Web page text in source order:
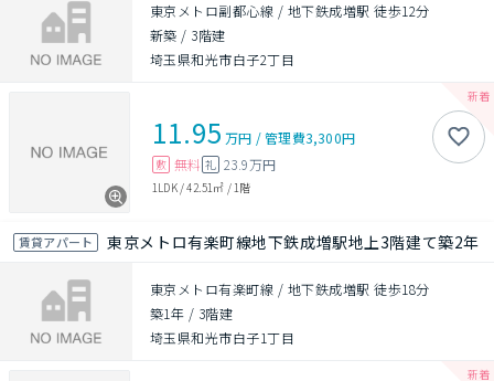
東京メトロ副都心線 / 地下鉄成増駅 徒歩12分
新築 / 3階建
埼玉県和光市白子2丁目
11.95 万円 /管理費3,300円
敷 無料 礼 23.9万円
1LDK/42.51㎡ / 1階
賃貸アパート 東京メトロ有楽町線地下鉄成増駅地上3階建て築2年
東京メトロ有楽町線 / 地下鉄成増駅 徒歩18分
築1年 / 3階建
埼玉県和光市白子1丁目